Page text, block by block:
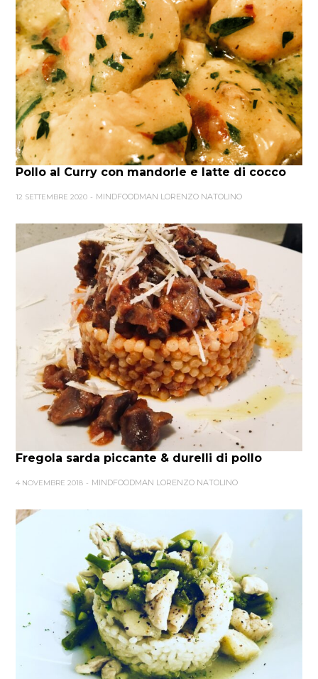
Pollo al Curry con mandorle e latte di cocco
12 SETTEMBRE 2020 MINDFOODMAN LORENZO NATOLINO
Fregola sarda piccante & durelli di pollo
4 NOVEMBRE 2018 MINDFOODMAN LORENZO NATOLINO